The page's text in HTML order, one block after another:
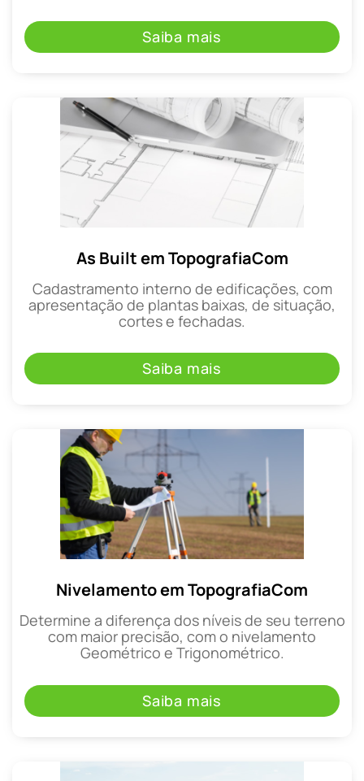
Saiba mais
As Built em TopografiaCom
Cadastramento interno de edificações, com
apresentação de plantas baixas, de situação,
cortes e fechadas.
Saiba mais
Nivelamento em TopografiaCom
Determine a diferença dos níveis de seu terreno
com maior precisão, com o nivelamento
Geométrico e Trigonométrico.
Saiba mais